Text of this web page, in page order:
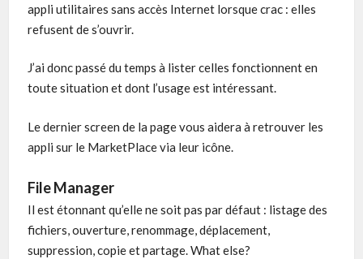
appli utilitaires sans accès Internet lorsque crac : elles
refusent de s’ouvrir.
J’ai donc passé du temps à lister celles fonctionnent en
toute situation et dont l’usage est intéressant.
Le dernier screen de la page vous aidera à retrouver les
appli sur le MarketPlace via leur icône.
File Manager
Il est étonnant qu’elle ne soit pas par défaut : listage des
fichiers, ouverture, renommage, déplacement,
suppression, copie et partage. What else?